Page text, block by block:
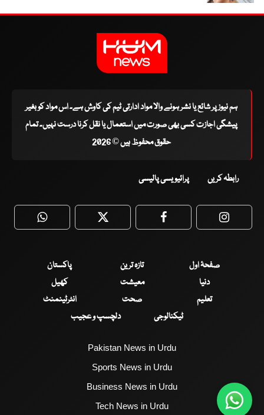
ہم نیوز پر شائع یا نشر ہونے والا مواد ادارتی ٹیم کی کاوش ہے۔ اس مواد کو بغیر
پیشگی اجازت کسی بھی صورت میں استعمال یا نقل کرنا درست نہیں۔ تمام
حقوق محفوظ ہیں © 2026
رابطہ کریں پرائیویسی پالیسی
WhatsApp Twitter Facebook
صفحۂ اول تازہ ترین
پاکستان
دنیا
معیشت
کھیل
تعلیم
صحت
انٹرٹینمنٹ
ٹیکنالوجی
دلچسپ و عجیب
Pakistan News in Urdu
Sports News in Urdu
Business News in Urdu
Tech News in Urdu